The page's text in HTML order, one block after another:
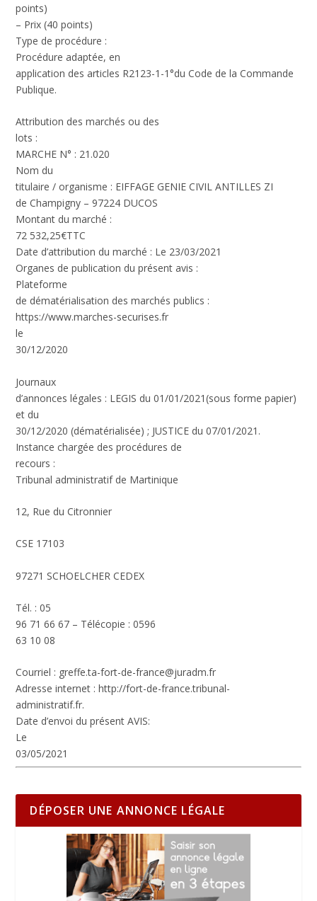
points)
– Prix (40 points)
Type de procédure :
Procédure adaptée, en
application des articles R2123-1-1°du Code de la Commande
Publique.
Attribution des marchés ou des
lots :
MARCHE N° : 21.020
Nom du
titulaire / organisme : EIFFAGE GENIE CIVIL ANTILLES ZI
de Champigny – 97224 DUCOS
Montant du marché :
72 532,25€TTC
Date d’attribution du marché : Le 23/03/2021
Organes de publication du présent avis :
Plateforme
de dématérialisation des marchés publics :
https://www.marches-securises.fr
le
30/12/2020
Journaux
d’annonces légales : LEGIS du 01/01/2021(sous forme papier)
et du
30/12/2020 (dématérialisée) ; JUSTICE du 07/01/2021.
Instance chargée des procédures de
recours :
Tribunal administratif de Martinique
12, Rue du Citronnier
CSE 17103
97271 SCHOELCHER CEDEX
Tél. : 05
96 71 66 67 – Télécopie : 0596
63 10 08
Courriel : greffe.ta-fort-de-france@juradm.fr
Adresse internet :http://fort-de-france.tribunal-
administratif.fr.
Date d’envoi du présent AVIS:
Le
03/05/2021
DÉPOSER UNE ANNONCE LÉGALE